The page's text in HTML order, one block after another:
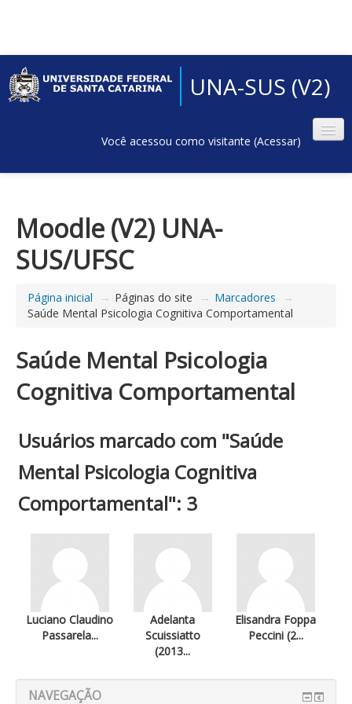
UNA-SUS (V2)
Você acessou como visitante (Acessar)
Moodle (V2) UNA-
SUS/UFSC
Página inicial → Páginas do site → Marcadores
→
Saúde Mental Psicologia Cognitiva Comportamental
Saúde Mental Psicologia
Cognitiva Comportamental
Usuários marcado com "Saúde
Mental Psicologia Cognitiva
Comportamental": 3
Luciano Claudino
Passarela...
Adelanta
Scuissiatto
(2013...
Elisandra Foppa
Peccini (2...
NAVEGAÇÃO